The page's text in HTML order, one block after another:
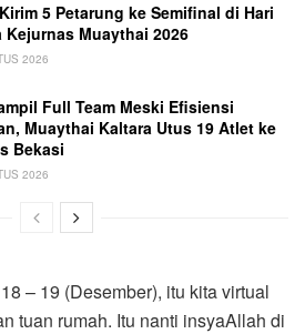
5 Petarung ke Semifinal di Hari
Kejurnas Muaythai 2026
2026
Full Team Meski Efisiensi
Muaythai Kaltara Utus 19 Atlet ke
Bekasi
2026
– 19 (Desember), itu kita virtual
tuan rumah. Itu nanti insyaAllah di